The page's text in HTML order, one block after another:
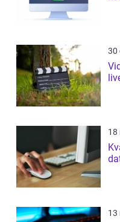
30
18
13